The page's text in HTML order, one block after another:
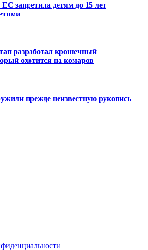
запретила детям до 15 лет
разработал крошечный
охотится на комаров
прежде неизвестную рукопись